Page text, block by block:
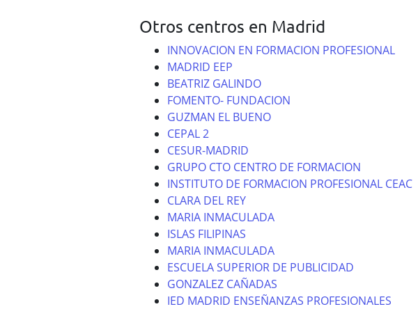
Otros centros en Madrid
INNOVACION EN FORMACION PROFESIONAL
MADRID EEP
BEATRIZ GALINDO
FOMENTO- FUNDACION
GUZMAN EL BUENO
CEPAL 2
CESUR-MADRID
GRUPO CTO CENTRO DE FORMACION
INSTITUTO DE FORMACION PROFESIONAL CEAC
CLARA DEL REY
MARIA INMACULADA
ISLAS FILIPINAS
MARIA INMACULADA
ESCUELA SUPERIOR DE PUBLICIDAD
GONZALEZ CAÑADAS
IED MADRID ENSEÑANZAS PROFESIONALES